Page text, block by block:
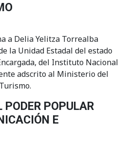
a Delia Yelitza Torrealba
la Unidad Estadal del estado
del Instituto Nacional
adscrito al Ministerio del
POPULAR
E